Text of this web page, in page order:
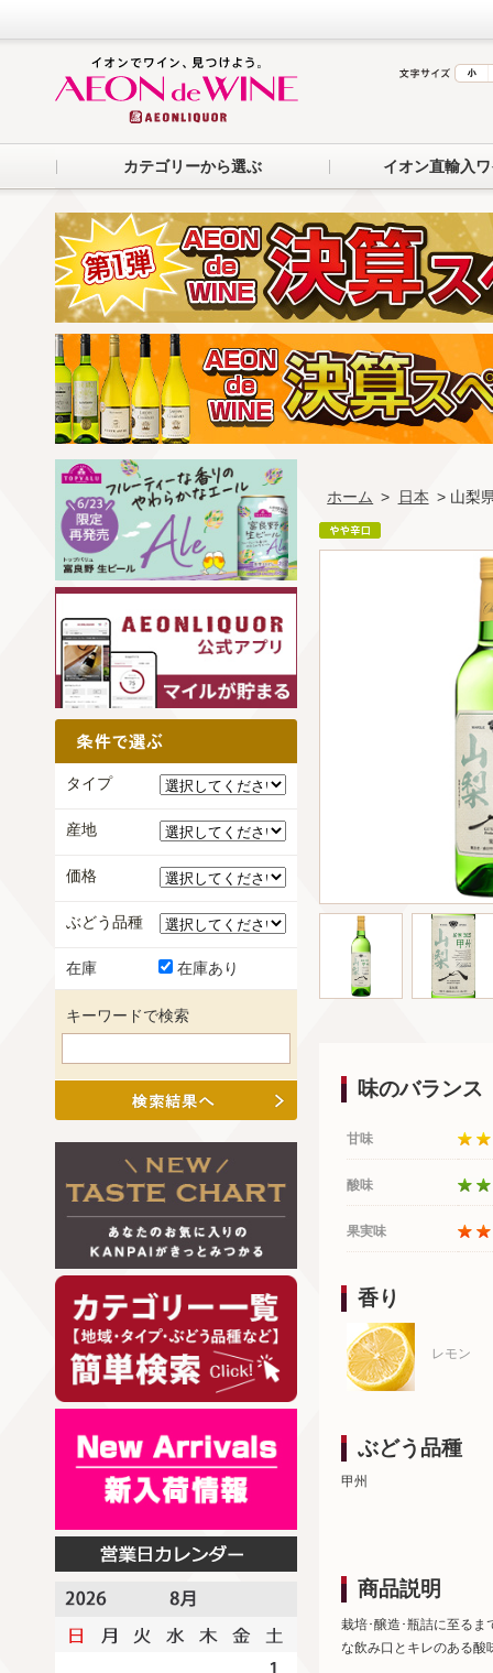
カテゴリーから選ぶ イオン直輸入
ホーム > 日本 > 山梨
味のバランス
甘味
酸味
果実味
香り
レモン
ぶどう品種
甲州
商品説明
栽培･醸造･瓶詰に至る
な飲み口とキレのある酸
タイプ
産地
価格
ぶどう品種
在庫 在庫あり
キーワードで検索